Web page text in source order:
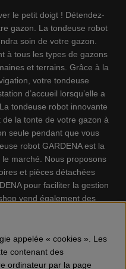
le petit doigt ! Détendez-
gazon. La tondeuse robot
soin de votre gazon.
à tous les types de gazons
et terrains. Grâce à la
votre tondeuse
d’accueil lorsqu’elle a
tondeuse robot innovante
de la tonte de votre gazon à
seule pendant que vous
robot GARDENA est la
marché. Nous proposons
et pièces détachées
pour faciliter la gestion
vend également des
Taille haies,
à neige, Nettoyeurs
Haches, Outils
Jouets ETC.
appelée « cookies ». Les
contenant des
ordinateur par la page